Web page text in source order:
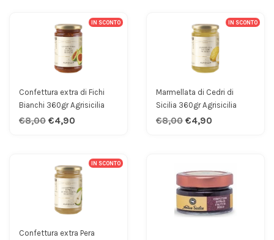
IN SCONTO
Confettura extra di Fichi
Bianchi 360gr Agrisicilia
€8,00 €4,90
IN SCONTO
Marmellata di Cedri di
Sicilia 360gr Agrisicilia
€8,00 €4,90
IN SCONTO
Confettura extra Pera